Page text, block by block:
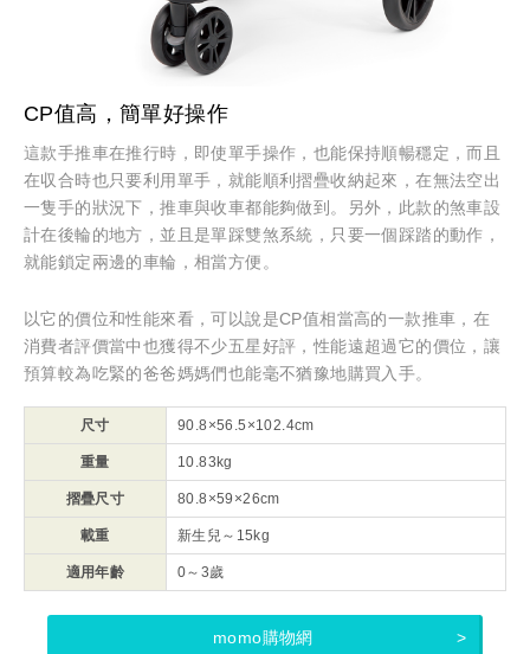
CP值高，簡單好操作
這款手推車在推行時，即使單手操作，也能保持順暢穩定，而且
在収合時也只要利用單手，就能順利摺疊收納起來，在無法空出
一隻手的狀況下，推車與收車都能夠做到。另外，此款的煞車設
計在後輪的地方，並且是單踩雙煞系統，只要一個踩踏的動作，
就能鎖定兩邊的車輪，相當方便。
以它的價位和性能來看，可以說是CP值相當高的一款推車，在
消費者評價當中也獲得不少五星好評，性能遠超過它的價位，讓
預算較為吃緊的爸爸媽媽們也能毫不猶豫地購買入手。
尺寸 90.8×56.5×102.4cm
重量 10.83kg
摺疊尺寸 80.8×59×26cm
載重 新生兒～15kg
適用年齡 0～3歲
momo購物網